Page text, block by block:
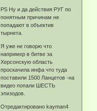
PS Ну и да действия РУГ по
понятным причинам не
попадают в объектив
тырнета.
Я уже не говорю что
например в битве за
Херсонскую область
проскачила инфа что туда
поставили 1500 Ланцетов -на
видео попали ШЕСТЬ
эпизодов.
Отредактировано kayman4